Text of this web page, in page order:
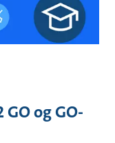
og GO-